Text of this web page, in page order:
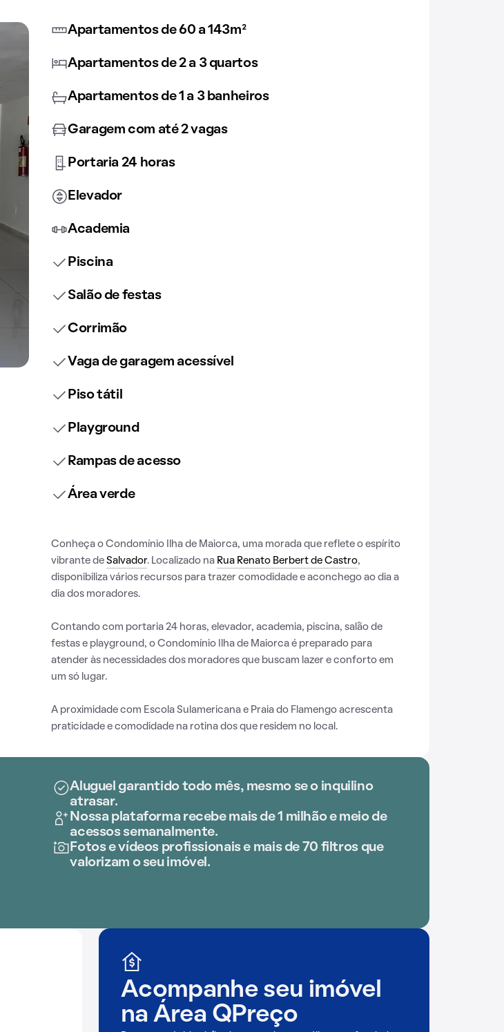
Apartamentos de 60 a 143m²
Apartamentos de 2 a 3 quartos
Apartamentos de 1 a 3 banheiros
Garagem com até 2 vagas
Portaria 24 horas
Elevador
Academia
Piscina
Salão de festas
Corrimão
Vaga de garagem acessível
Piso tátil
Playground
Rampas de acesso
Área verde
Conheça o Condomínio Ilha de Maiorca, uma morada que reflete o espírito
vibrante de Salvador. Localizado na Rua Renato Berbert de Castro,
disponibiliza vários recursos para trazer comodidade e aconchego ao dia a
dia dos moradores.
Contando com portaria 24 horas, elevador, academia, piscina, salão de
festas e playground, o Condomínio Ilha de Maiorca é preparado para
atender às necessidades dos moradores que buscam lazer e conforto em
um só lugar.
A proximidade com Escola Sulamericana e Praia do Flamengo acrescenta
praticidade e comodidade na rotina dos que residem no local.
Aluguel garantido todo mês, mesmo se o inquilino
atrasar.
Nossa plataforma recebe mais de 1 milhão e meio de
acessos semanalmente.
Fotos e vídeos profissionais e mais de 70 filtros que
valorizam o seu imóvel.
Acompanhe seu imóvel
naÁrea QPreço